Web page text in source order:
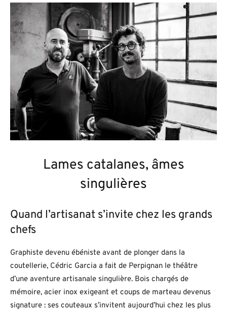
Lames catalanes, âmes
singulières
Quand l’artisanat s’invite chez les grands
chefs
Graphiste devenu ébéniste avant de plonger dans la
coutellerie, Cédric Garcia a fait de Perpignan le théâtre
d’une aventure artisanale singulière. Bois chargés de
mémoire, acier inox exigeant et coups de marteau devenus
signature : ses couteaux s’invitent aujourd’hui chez les plus